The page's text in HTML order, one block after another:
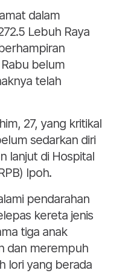
dalam
Lebuh Raya
belum
telah
27, yang kritikal
sedarkan diri
lanjut di Hospital
Ipoh.
pendarahan
kereta jenis
tiga anak
dan merempuh
lori yang berada